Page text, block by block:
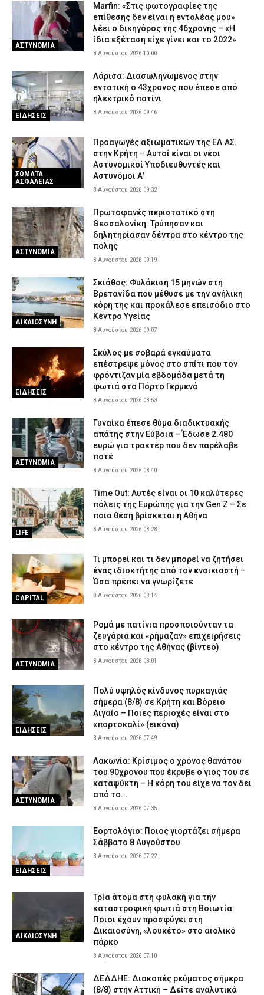
ΑΣΤΥΝΟΜΙΑ 7 Αυγούστου 2026 20:12
Λάρισα: Οδηγός δικύκλου έπεσε σε σταθμευμένο αυτοκίνητο
και εγκατέλειψε το σημείο – Δείτε βίντεο
7 Αυγούστου 2026 20:06
ΑΣΤΥΝΟΜΙΑ
Marfin: «Στις φωτογραφίες της
επίθεσης δεν είναι η εντολέας μου»
λέει ο δικηγόρος της 46χρονης – «Η
ίδια εξέταση είχε γίνει και το 2022»
8 Αυγούστου 2026 10:00
ΕΙΔΗΣΕΙΣ
Λάρισα: Διασωληνωμένος στην
εντατική ο 43χρονος που έπεσε από
ηλεκτρικό πατίνι
8 Αυγούστου 2026 09:46
ΣΩΜΑΤΑ
ΑΣΦΑΛΕΙΑΣ
Προαγωγές αξιωματικών της ΕΛ.ΑΣ.
στην Κρήτη – Αυτοί είναι οι νέοι
Αστυνομικοί Υποδιευθυντές και
Αστυνόμοι Α’
8 Αυγούστου 2026 09:32
ΑΣΤΥΝΟΜΙΑ
Πρωτοφανές περιστατικό στη
Θεσσαλονίκη: Τρύπησαν και
δηλητηρίασαν δέντρα στο κέντρο της
πόλης
8 Αυγούστου 2026 09:19
ΔΙΚΑΙΟΣΥΝΗ
Σκιάθος: Φυλάκιση 15 μηνών στη
Βρετανίδα που μέθυσε με την ανήλικη
κόρη της και προκάλεσε επεισόδιο στο
Κέντρο Υγείας
8 Αυγούστου 2026 09:07
ΕΙΔΗΣΕΙΣ
Σκύλος με σοβαρά εγκαύματα
επέστρεψε μόνος στο σπίτι που τον
φρόντιζαν μία εβδομάδα μετά τη
φωτιά στο Πόρτο Γερμενό
8 Αυγούστου 2026 08:53
ΑΣΤΥΝΟΜΙΑ
Γυναίκα έπεσε θύμα διαδικτυακής
απάτης στην Εύβοια – Έδωσε 2.480
ευρώ για τρακτέρ που δεν παρέλαβε
ποτέ
8 Αυγούστου 2026 08:40
LIFE
Time Out: Αυτές είναι οι 10 καλύτερες
πόλεις της Ευρώπης για την Gen Z – Σε
ποια θέση βρίσκεται η Αθήνα
8 Αυγούστου 2026 08:28
CAPITAL
Τι μπορεί και τι δεν μπορεί να ζητήσει
ένας ιδιοκτήτης από τον ενοικιαστή –
Όσα πρέπει να γνωρίζετε
8 Αυγούστου 2026 08:14
ΑΣΤΥΝΟΜΙΑ
Ρομά με πατίνια προσποιούνταν τα
ζευγάρια και «ρήμαζαν» επιχειρήσεις
στο κέντρο της Αθήνας (βίντεο)
8 Αυγούστου 2026 08:01
ΕΙΔΗΣΕΙΣ
Πολύ υψηλός κίνδυνος πυρκαγιάς
σήμερα (8/8) σε Κρήτη και Βόρειο
Αιγαίο – Ποιες περιοχές είναι στο
«πορτοκαλί» (εικόνα)
8 Αυγούστου 2026 07:49
ΑΣΤΥΝΟΜΙΑ
Λακωνία: Κρίσιμος ο χρόνος θανάτου
του 90χρονου που έκρυβε ο γιος του σε
καταψύκτη – Η κόρη του είχε να τον δει
από το...
8 Αυγούστου 2026 07:35
ΕΙΔΗΣΕΙΣ
Εορτολόγιο: Ποιος γιορτάζει σήμερα
Σάββατο 8 Αυγούστου
8 Αυγούστου 2026 07:22
ΔΙΚΑΙΟΣΥΝΗ
Τρία άτομα στη φυλακή για την
καταστροφική φωτιά στη Βοιωτία:
Ποιοι έχουν προσφύγει στη
Δικαιοσύνη, «λουκέτο» στο αιολικό
πάρκο
8 Αυγούστου 2026 07:10
ΔΕΔΔΗΕ: Διακοπές ρεύματος σήμερα
(8/8) στην Αττική – Δείτε αναλυτικά